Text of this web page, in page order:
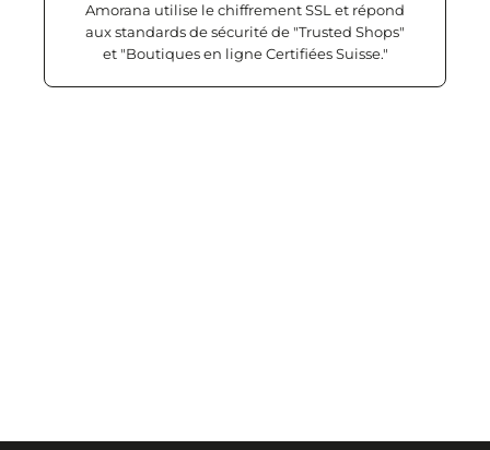
Amorana utilise le chiffrement SSL et répond
aux standards de sécurité de "Trusted Shops"
et "Boutiques en ligne Certifiées Suisse."